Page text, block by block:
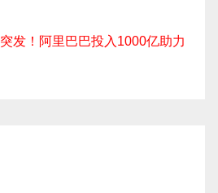
突发！阿里巴巴投入1000亿助力